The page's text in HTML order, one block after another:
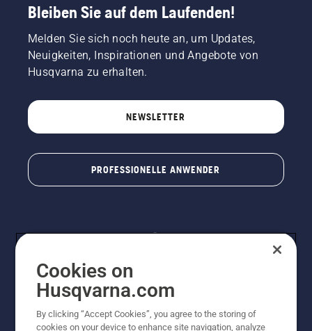
Drehzahl
Motorsägenmotors
ein paar
Zentimeter
eines
Baumes
Öl am
Stamm
zeigt an,
Bleiben Sie auf dem Laufenden!
Melden Sie sich noch heute an, um Updates,
Neuigkeiten, Inspirationen und Angebote von
Husqvarna zu erhalten.
NEWSLETTER
PROFESSIONELLE ANWENDER
© Husqvarna® AB (publ). Alle Rechte vorbehalten. Die
Cookies on
Husqvarna.com
By clicking “Accept Cookies”, you agree to the storing of
cookies on your device to enhance site navigation, analyze